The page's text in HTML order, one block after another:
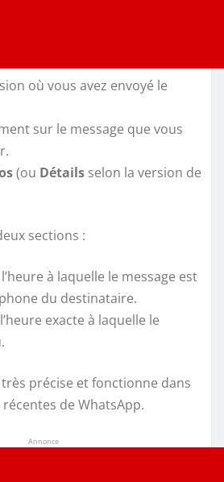
où vous avez envoyé le
sur le message que vous
(ou Détails selon la version de
sections :
à laquelle le message est
du destinataire.
exacte à laquelle le
précise et fonctionne dans
de WhatsApp.
Annonce